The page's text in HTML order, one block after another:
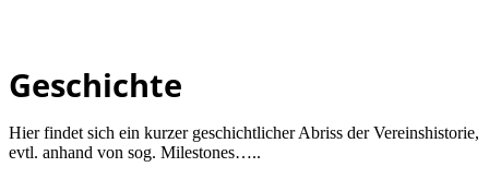
Geschichte
Hier findet sich ein kurzer geschichtlicher Abriss der Vereinshistorie,
evtl. anhand von sog. Milestones…..